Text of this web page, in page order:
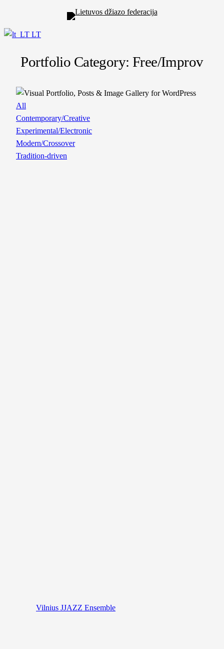
LT
Portfolio Category: Free/Improv
All
Contemporary/Creative
Experimental/Electronic
Modern/Crossover
Tradition-driven
Vilnius JJAZZ Ensemble